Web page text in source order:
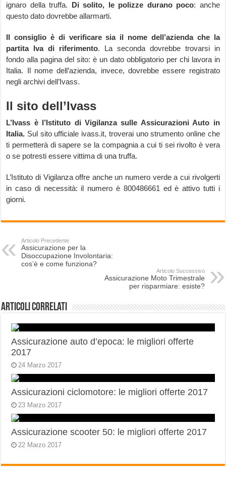
ignaro della truffa. Di solito, le polizze durano poco: anche
questo dato dovrebbe allarmarti.
Il consiglio è di verificare sia il nome dell’azienda che la
partita Iva di riferimento. La seconda dovrebbe trovarsi in
fondo alla pagina del sito: è un dato obbligatorio per chi lavora in
Italia. Il nome dell’azienda, invece, dovrebbe essere registrato
negli archivi dell’Ivass.
Il sito dell’Ivass
L’Ivass è l’Istituto di Vigilanza sulle Assicurazioni Auto in
Italia. Sul sito ufficiale ivass.it, troverai uno strumento online che
ti permetterà di sapere se la compagnia a cui ti sei rivolto è vera
o se potresti essere vittima di una truffa.
L’Istituto di Vigilanza offre anche un numero verde a cui rivolgerti
in caso di necessità: il numero è 800486661 ed è attivo tutti i
giorni.
Articolo Precedente
Assicurazione per la
Disoccupazione Involontaria:
cos’è e come funziona?
Articolo Successivo
Assicurazione Moto Trimestrale
per risparmiare: esiste?
Articoli correlati
Assicurazione auto d’epoca: le migliori offerte
2017
24 Marzo 2017
Assicurazioni ciclomotore: le migliori offerte 2017
23 Marzo 2017
Assicurazione scooter 50: le migliori offerte 2017
22 Marzo 2017